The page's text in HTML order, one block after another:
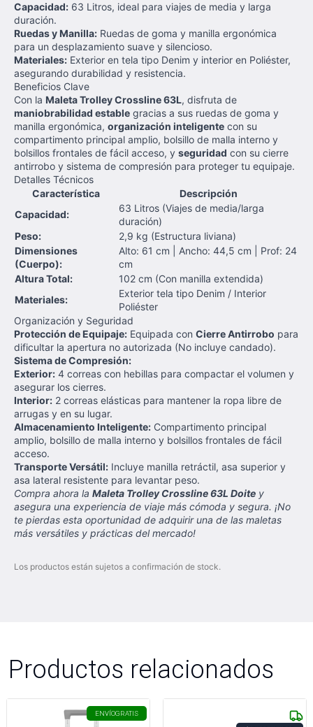
Capacidad: 63 Litros, ideal para viajes de media y larga
duración.
Ruedas y Manilla: Ruedas de goma y manilla ergonómica
para un desplazamiento suave y silencioso.
Materiales: Exterior en tela tipo Denim y interior en Poliéster,
asegurando durabilidad y resistencia.
Beneficios Clave
Con la Maleta Trolley Crossline 63L, disfruta de
maniobrabilidad estable gracias a sus ruedas de goma y
manilla ergonómica, organización inteligente con su
compartimento principal amplio, bolsillo de malla interno y
bolsillos frontales de fácil acceso, y seguridad con su cierre
antirrobo y sistema de compresión para proteger tu equipaje.
Detalles Técnicos
Característica
Descripción
Capacidad:
63 Litros (Viajes de media/larga
duración)
Peso:
2,9 kg (Estructura liviana)
Dimensiones
(Cuerpo):
Alto: 61 cm | Ancho: 44,5 cm | Prof: 24
cm
Altura Total:
102 cm (Con manilla extendida)
Materiales:
Exterior tela tipo Denim / Interior
Poliéster
Organización y Seguridad
Protección de Equipaje: Equipada con Cierre Antirrobo para
dificultar la apertura no autorizada (No incluye candado).
Sistema de Compresión:
Exterior: 4 correas con hebillas para compactar el volumen y
asegurar los cierres.
Interior: 2 correas elásticas para mantener la ropa libre de
arrugas y en su lugar.
Almacenamiento Inteligente: Compartimento principal
amplio, bolsillo de malla interno y bolsillos frontales de fácil
acceso.
Transporte Versátil: Incluye manilla retráctil, asa superior y
asa lateral resistente para levantar peso.
Compra ahora la Maleta Trolley Crossline 63L Doite y
asegura una experiencia de viaje más cómoda y segura. ¡No
te pierdas esta oportunidad de adquirir una de las maletas
más versátiles y prácticas del mercado!
Los productos están sujetos a confirmación de stock.
Productos relacionados
ENVÍOGRATIS